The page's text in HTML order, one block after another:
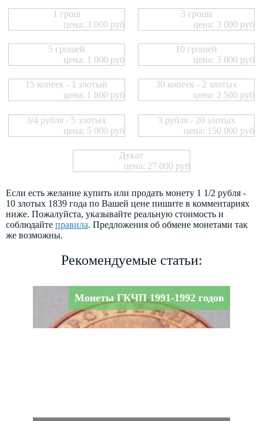
1 грош
цена: 3 000 руб
3 гроша
цена: 3 000 руб
5 грошей
цена: 1 000 руб
10 грошей
цена: 3 000 руб
15 копеек - 1 злотый
цена: 1 800 руб
30 копеек - 2 злотых
цена: 2 500 руб
3/4 рубля - 5 злотых
цена: 5 000 руб
3 рубля - 20 злотых
цена: 150 000 руб
Дукат
цена: 27 000 руб
Если есть желание купить или продать монету 1 1/2 рубля -
10 злотых 1839 года по Вашей цене пишите в комментариях
ниже. Пожалуйста, указывайте реальную стоимость и
соблюдайте правила. Предложения об обмене монетами так
же возможны.
Рекомендуемые статьи:
Монеты ГКЧП 1991-1992 годов